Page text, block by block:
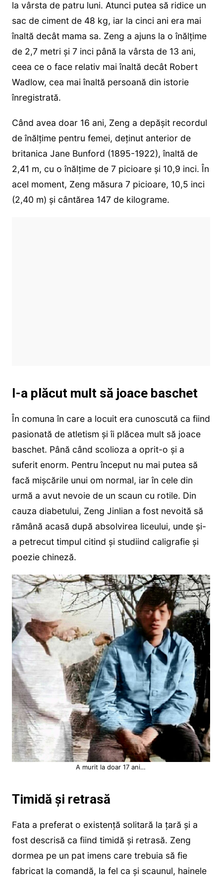
la vârsta de patru luni. Atunci putea să ridice un
sac de ciment de 48 kg, iar la cinci ani era mai
înaltă decât mama sa. Zeng a ajuns la o înălțime
de 2,7 metri și 7 inci până la vârsta de 13 ani,
ceea ce o face relativ mai înaltă decât Robert
Wadlow, cea mai înaltă persoană din istorie
înregistrată.
Când avea doar 16 ani, Zeng a depășit recordul
de înălțime pentru femei, deținut anterior de
britanica Jane Bunford (1895-1922), înaltă de
2,41 m, cu o înălțime de 7 picioare și 10,9 inci. În
acel moment, Zeng măsura 7 picioare, 10,5 inci
(2,40 m) și cântărea 147 de kilograme.
I-a plăcut mult să joace baschet
În comuna în care a locuit era cunoscută ca fiind
pasionată de atletism și îi plăcea mult să joace
baschet. Până când scolioza a oprit-o și a
suferit enorm. Pentru început nu mai putea să
facă mișcările unui om normal, iar în cele din
urmă a avut nevoie de un scaun cu rotile. Din
cauza diabetului, Zeng Jinlian a fost nevoită să
rămână acasă după absolvirea liceului, unde și-
a petrecut timpul citind și studiind caligrafie și
poezie chineză.
A murit la doar 17 ani…
Timidă și retrasă
Fata a preferat o existență solitară la țară și a
fost descrisă ca fiind timidă și retrasă. Zeng
dormea pe un pat imens care trebuia să fie
fabricat la comandă, la fel ca și scaunul, hainele